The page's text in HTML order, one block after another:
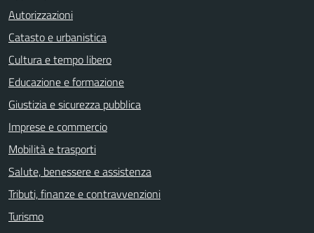
Autorizzazioni
Catasto e urbanistica
Cultura e tempo libero
Educazione e formazione
Giustizia e sicurezza pubblica
Imprese e commercio
Mobilità e trasporti
Salute, benessere e assistenza
Tributi, finanze e contravvenzioni
Turismo